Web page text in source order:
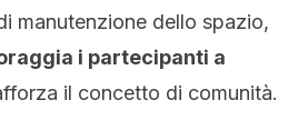
manutenzione dello spazio,
i partecipanti a
il concetto di comunità.